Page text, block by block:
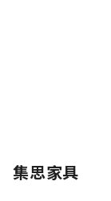
集思家具